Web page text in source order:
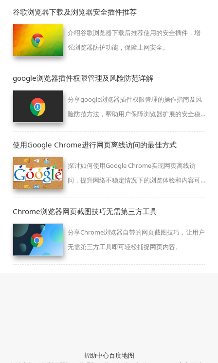
谷歌浏览器下载及浏览器安全插件推荐
介绍谷歌浏览器下载后推荐使用的安全插件，增
强浏览器防护功能，保障上网安全。
google浏览器插件权限管理及风险防范详解
分享google浏览器插件权限管理的操作指南及风
险防范方法，帮助用户保障浏览器扩展的安全稳
使用Google Chrome进行网页离线访问的最佳方式
探讨如何使用Google Chrome实现网页离线访
问，提升网络不稳定情况下的浏览体验和内容可
Chrome浏览器网页截图技巧无需第三方工具
分享Chrome浏览器自带的网页截图技巧，让用户
无需第三方工具即可轻松捕捉网页内容。
帮助中心百度地图